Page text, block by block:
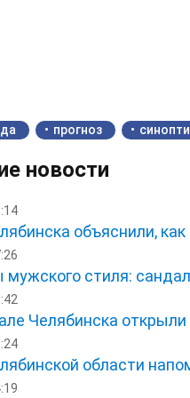
прогноз
новости
объяснили, как
стиля:
Челябинска
области